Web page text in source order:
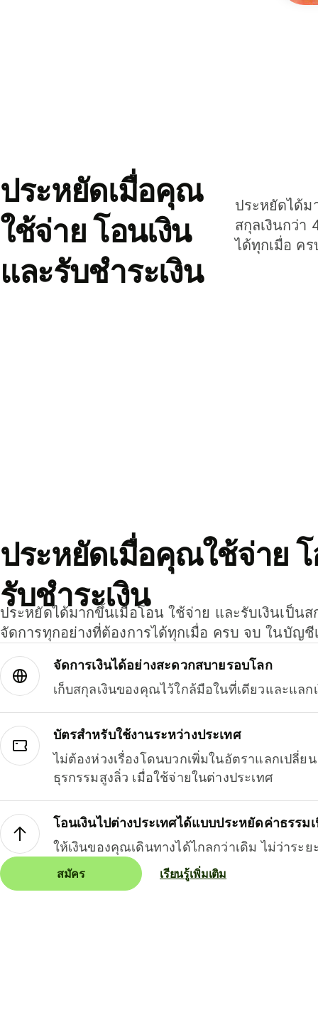
ประหยัดเมื่อคุณ
ใช้จ่าย โอนเงิน
และรับชำระเงิน
ประหยัดได้ม
สกุลเงินกว่า
ได้ทุกเมื่อ ค
ประหยัดเมื่อคุณใช้จ่าย โ
รับชำระเงิน
ประหยัดได้มากขึ้นเมื่อโอน ใช้จ่าย และรับเงินเป็น
จัดการทุกอย่างที่ต้องการได้ทุกเมื่อ ครบ จบ ในบัญชี
จัดการเงินได้อย่างสะดวกสบายรอบโลก
เก็บสกุลเงินของคุณไว้ใกล้มือในที่เดียวและแลก
บัตรสำหรับใช้งานระหว่างประเทศ
ไม่ต้องห่วงเรื่องโดนบวกเพิ่มในอัตราแลกเปลี่ย
ธุรกรรมสูงลิ่ว เมื่อใช้จ่ายในต่างประเทศ
โอนเงินไปต่างประเทศได้แบบประหยัดค่าธรรม
ให้เงินของคุณเดินทางได้ไกลกว่าเดิม ไม่ว่าระย
สมัคร เรียนรู้เพิ่มเติม